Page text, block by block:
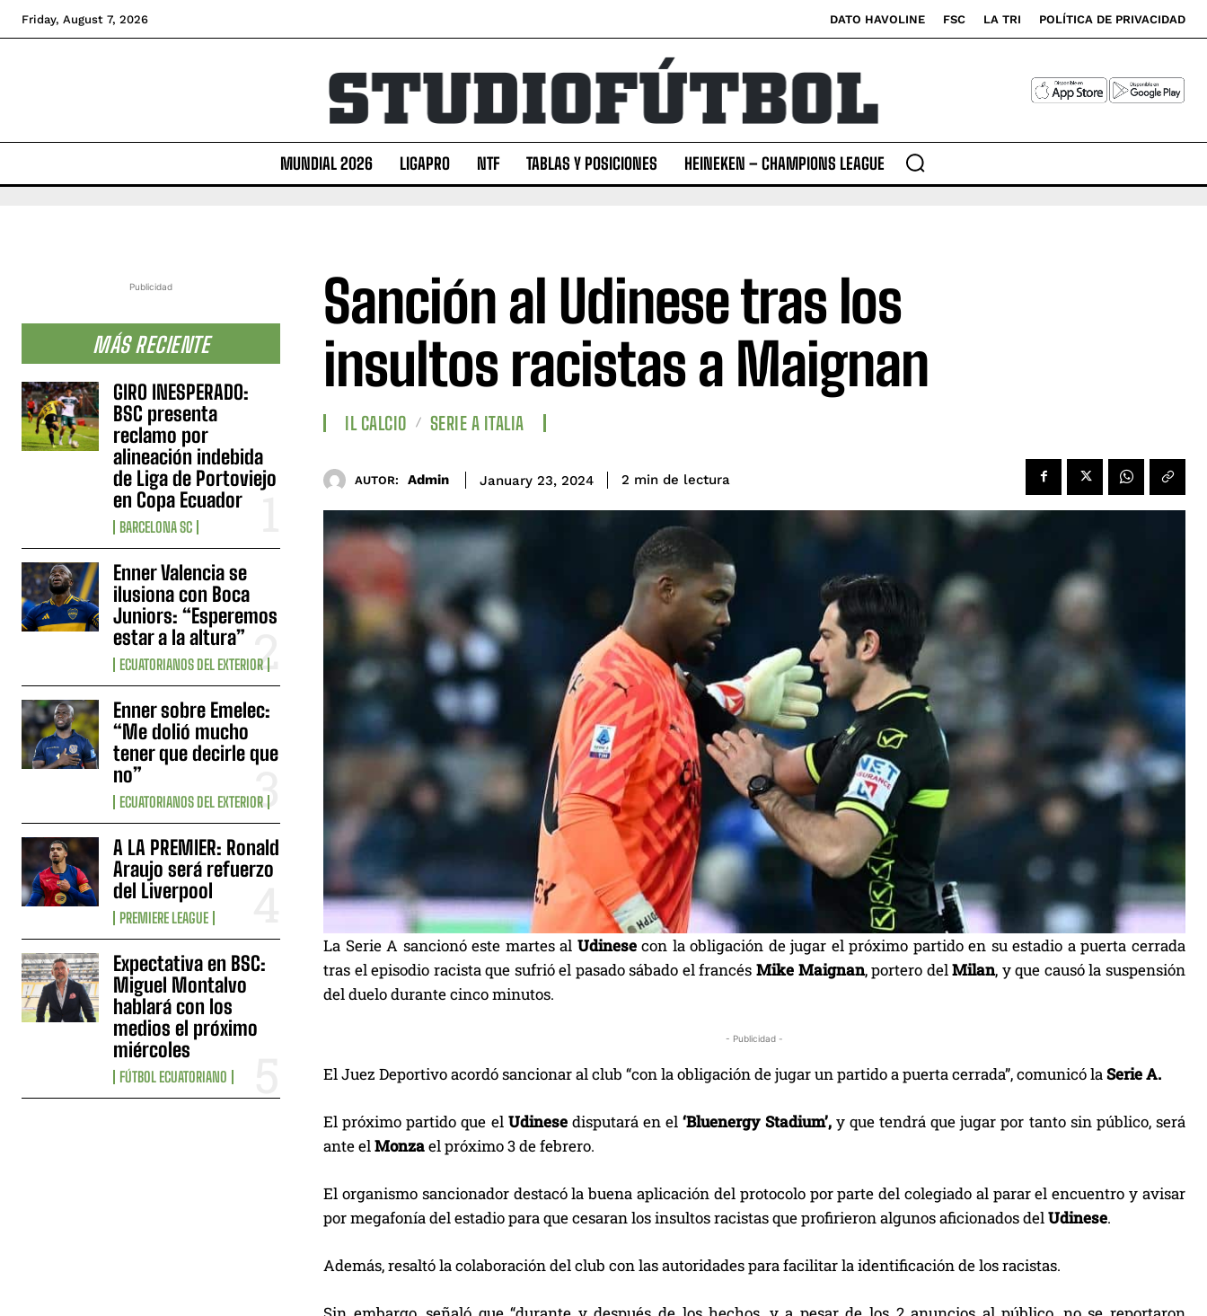
Friday, August 7, 2026 DATO HAVOLINE FSC LA TRI POLÍTICA DE PRIVACIDAD
MUNDIAL 2026 LIGAPRO NTF TABLAS Y POSICIONES HEINEKEN – CHAMPIONS LEAGUE
Publicidad
MÁS RECIENTE
GIRO INESPERADO:
BSC presenta
reclamo por
alineación indebida
de Liga de Portoviejo
en Copa Ecuador
BARCELONA SC
Enner Valencia se
ilusiona con Boca
Juniors: “Esperemos
estar a la altura”
ECUATORIANOS DEL EXTERIOR
Enner sobre Emelec:
“Me dolió mucho
tener que decirle que
no”
ECUATORIANOS DEL EXTERIOR
A LA PREMIER: Ronald
Araujo será refuerzo
del Liverpool
PREMIERE LEAGUE
Expectativa en BSC:
Miguel Montalvo
hablará con los
medios el próximo
miércoles
FÚTBOL ECUATORIANO
Sanción al Udinese tras los
insultos racistas a Maignan
IL CALCIO SERIE A ITALIA
AUTOR: Admin January 23, 2024 2 min de lectura
La Serie A sancionó este martes al Udinesecon la obligación de jugar el próximo partido en su estadio a puerta cerrada
tras el episodio racista que sufrió el pasado sábado el francésMike Maignan, portero delMilan, y que causó la suspensión
del duelo durante cinco minutos.
- Publicidad -
El Juez Deportivo acordó sancionar al club “con la obligación de jugar un partido a puerta cerrada”, comunicó la Serie A.
El próximo partido que elUdinese disputará en el‘Bluenergy Stadium’,y que tendrá que jugar por tanto sin público, será
ante elMonzael próximo 3 de febrero.
El organismo sancionador destacó la buena aplicación del protocolo por parte del colegiado al parar el encuentro y avisar
por megafonía del estadio para que cesaran los insultos racistas que profirieron algunos aficionados delUdinese.
Además, resaltó la colaboración del club con las autoridades para facilitar la identificación de los racistas.